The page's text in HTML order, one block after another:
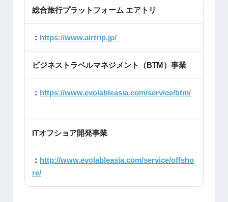
総合旅行プラットフォーム エアトリ
： https://www.airtrip.jp/
ビジネストラベルマネジメント（BTM）事業
： https://www.evolableasia.com/service/btm/
ITオフショア開発事業
： http://www.evolableasia.com/service/offsho
re/